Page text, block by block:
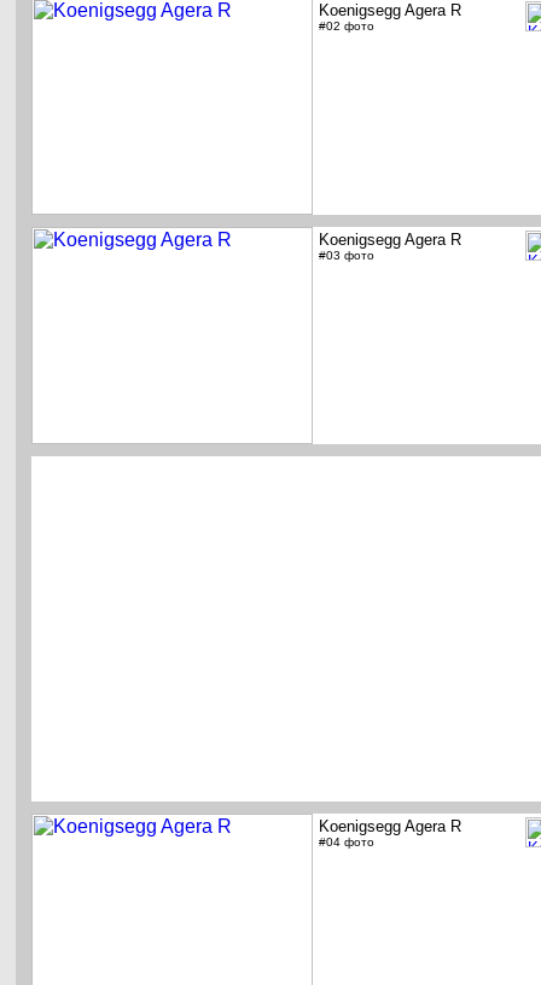
Koenigsegg Agera R
#02 фото
Koenigsegg Agera R
#03 фото
Koenigsegg Agera R
#04 фото